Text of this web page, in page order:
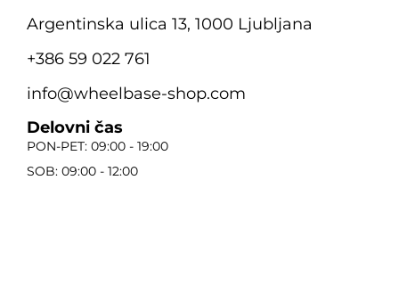
Argentinska ulica 13, 1000 Ljubljana
+386 59 022 761
info@wheelbase-shop.com
Delovni čas
PON-PET: 09:00 - 19:00
SOB: 09:00 - 12:00